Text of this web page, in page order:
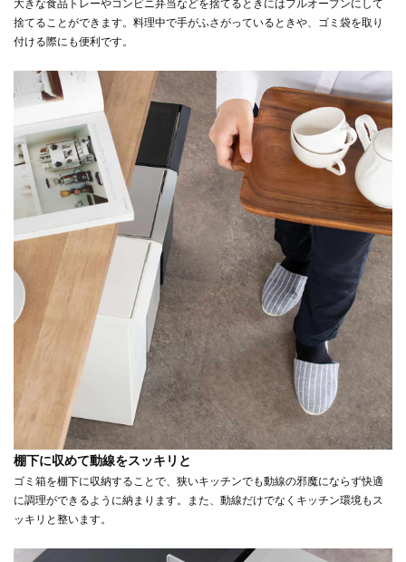
大きな食品トレーやコンビニ弁当などを捨てるときにはフルオープンにして
捨てることができます。料理中で手がふさがっているときや、ゴミ袋を取り
付ける際にも便利です。
棚下に収めて動線をスッキリと
ゴミ箱を棚下に収納することで、狭いキッチンでも動線の邪魔にならず快適
に調理ができるように納まります。また、動線だけでなくキッチン環境もス
ッキリと整います。